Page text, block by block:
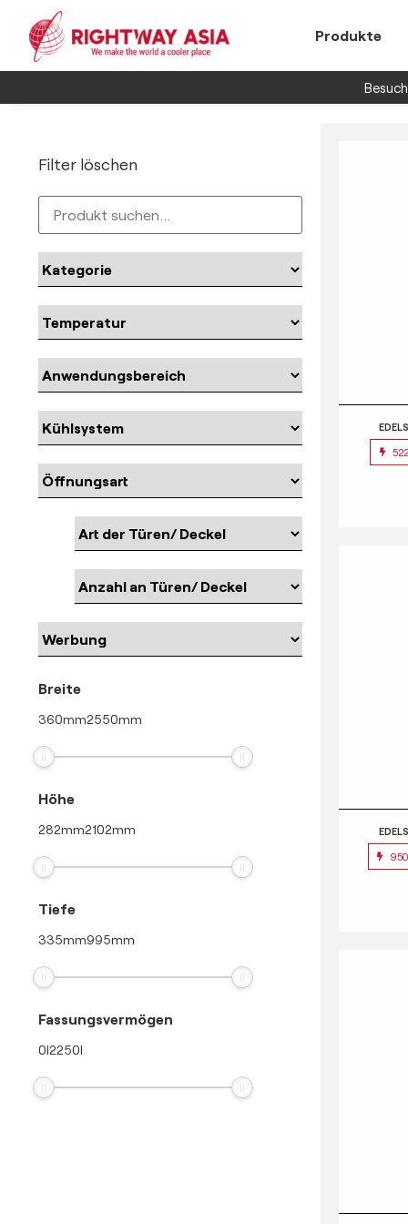
Produkte
Filter löschen
Breite
360mm2550mm
Höhe
282mm2102mm
Tiefe
335mm995mm
Fassungsvermögen
0l2250l